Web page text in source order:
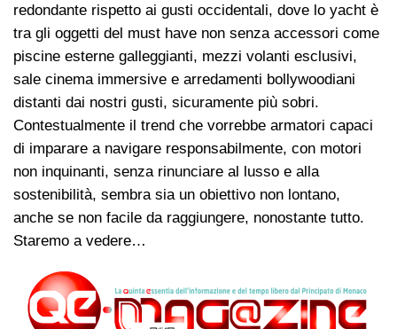
redondante rispetto ai gusti occidentali, dove lo yacht è
tra gli oggetti del must have non senza accessori come
piscine esterne galleggianti, mezzi volanti esclusivi,
sale cinema immersive e arredamenti bollywoodiani
distanti dai nostri gusti, sicuramente più sobri.
Contestualmente il trend che vorrebbe armatori capaci
di imparare a navigare responsabilmente, con motori
non inquinanti, senza rinunciare al lusso e alla
sostenibilità, sembra sia un obiettivo non lontano,
anche se non facile da raggiungere, nonostante tutto.
Staremo a vedere…